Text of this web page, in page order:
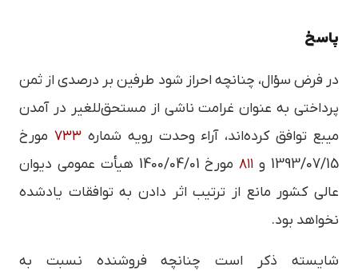
پاسخ
در فرض سؤال، چنانچه احراز شود طرفین بر درصدی از ثمن
پرداختی به عنوان غرامت ناشی از مستحق‌للغير در آمدن
میبع توافق کرده‌اند، آراء وحدت رویه شماره ۷۳۳ مورخ
1393/07/15 و
۸۱۱
مورخ 1400/04/01 هیأت عمومی دیوان
عالی کشور مانع از ترتیب اثر دادن به توافقات یادشده
نخواهد بود.
شایسته ذکر است چنانچه فروشنده نسبت به